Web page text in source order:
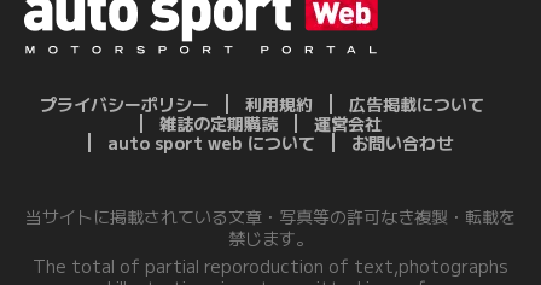
プライバシーポリシー 利用規約
広告掲載について
雑誌の定期購読
運営会社
auto sport web について
お問い合わせ
当サイトに掲載されている文章・写真等の許可なき複製・転載を
禁じます。
The total of partial reporoduction of text,photographs